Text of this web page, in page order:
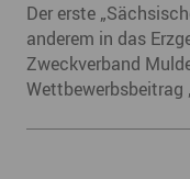
Der erste
anderem in das
Zweckverband
Wettbewerbsbeitrag